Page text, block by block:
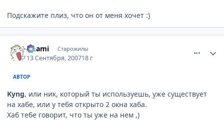
Подскажите плиз, что он от меня хочет :)
Anami Старожилы
13 Сентября, 200718 г
АВТОР
Kyng, или ник, который ты используешь, уже существует
на хабе, или у тебя открыто 2 окна хаба.
Хаб тебе говорит, что ты уже на нем ,)